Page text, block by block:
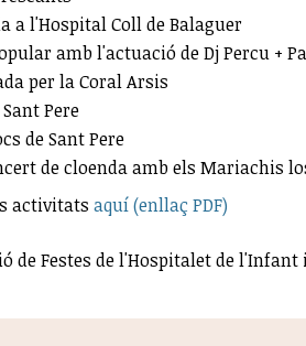
a l'Hospital Coll de Balaguer
amb l'actuació de Dj Percu +
per la Coral Arsis
Pere
de Sant Pere
de cloenda amb els Mariachis
activitats aquí (enllaç PDF)
de Festes de l'Hospitalet de